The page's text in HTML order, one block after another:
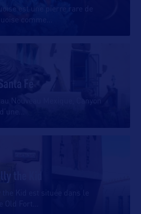
est une pierre rare de
comme
Fe
Nouveau Mexique, Canyon
the Kid
the Kid est située dans le
Old Fort